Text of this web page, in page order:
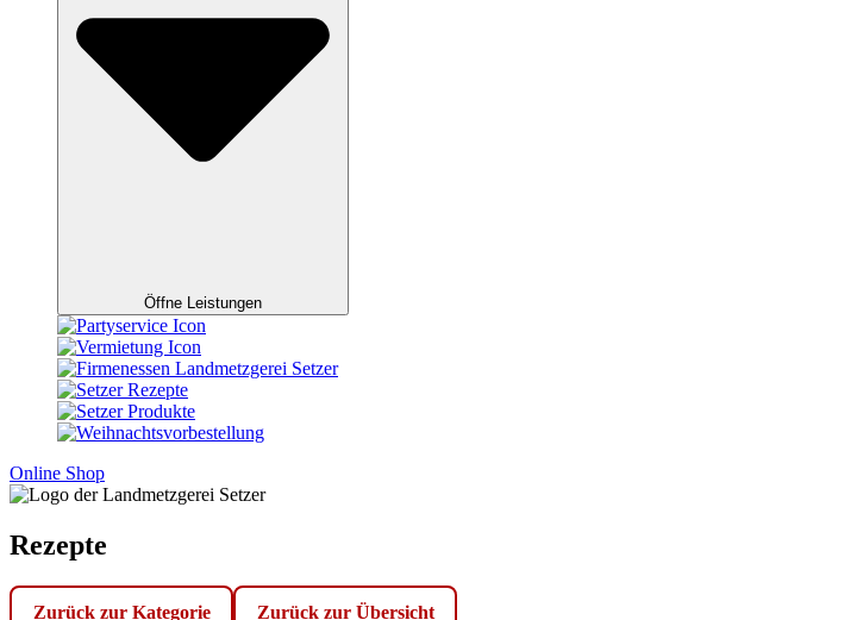
Öffne Leistungen
Online Shop
Rezepte
Zurück zur Kategorie Zurück zur Übersicht